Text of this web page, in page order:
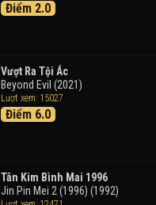
Tháng Ngày Tươi Đẹp
Điểm 2.0
Vượt Ra Tội Ác
Beyond Evil (2021)
Lượt xem: 15027
Điểm 6.0
Tân Kim Bình Mai 1996
Jin Pin Mei 2 (1996) (1992)